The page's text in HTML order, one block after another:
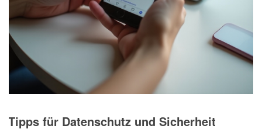
Tipps für Datenschutz und Sicherheit